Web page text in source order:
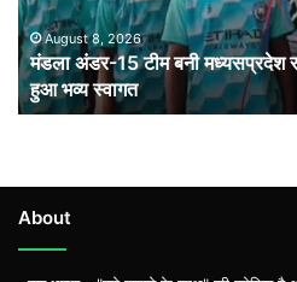
चैंपियन
: ऐतिहासिक
जीत
हुआ
भव्य
August 8, 2026
मंडला अंडर-15 टीम बनी मध्यसप्रदेश
हुआ भव्य स्वागत
About